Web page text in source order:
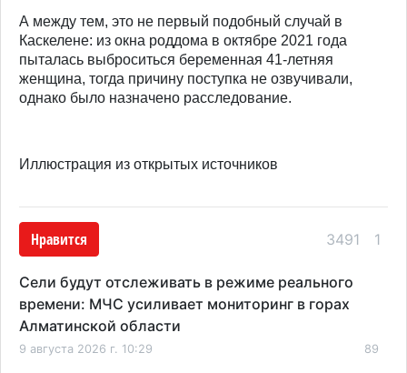
А между тем, это не первый подобный случай в
Каскелене: из окна роддома в октябре 2021 года
пыталась выброситься беременная 41-летняя
женщина, тогда причину поступка не озвучивали,
однако было назначено расследование.
Иллюстрация из открытых источников
Нравится 3491 1
Сели будут отслеживать в режиме реального
времени: МЧС усиливает мониторинг в горах
Алматинской области
9 августа 2026 г. 10:29 89